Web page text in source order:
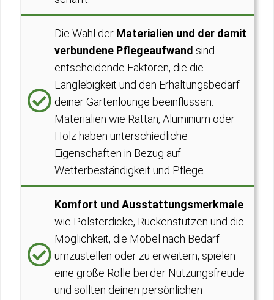
Die Wahl der Materialien und der damit
verbundene Pflegeaufwand sind
entscheidende Faktoren, die die
Langlebigkeit und den Erhaltungsbedarf
deiner Gartenlounge beeinflussen.
Materialien wie Rattan, Aluminium oder
Holz haben unterschiedliche
Eigenschaften in Bezug auf
Wetterbeständigkeit und Pflege.
Komfort und Ausstattungsmerkmale
wie Polsterdicke, Rückenstützen und die
Möglichkeit, die Möbel nach Bedarf
umzustellen oder zu erweitern, spielen
eine große Rolle bei der Nutzungsfreude
und sollten deinen persönlichen